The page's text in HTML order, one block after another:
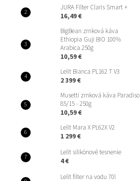
JURA Filter Claris Smart +
16,49 €
BigBean zrnková káva
Ethiopia Guji BIO 100%
Arabica 250g
10,59 €
Lelit Bianca PL162 T V3
2 399 €
Musetti zrnková káva Paradiso
85/15 - 250g
10,59 €
Lelit Mara X PL62X V2
1 299 €
Lelit silikónové tesnenie
4 €
Lelit filter na vodu 70l